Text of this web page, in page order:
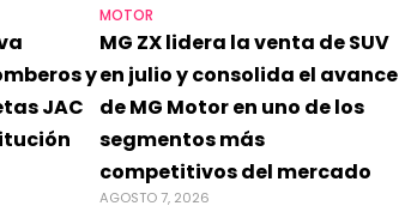
y
JAC
MOTOR
MG ZX lidera la venta de SUV
en julio y consolida el avance
de MG Motor en uno de los
segmentos más
competitivos del mercado
AGOSTO 7, 2026